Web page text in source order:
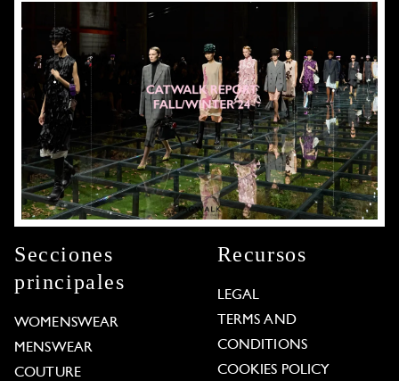
Secciones
principales
WOMENSWEAR
MENSWEAR
COUTURE
Recursos
LEGAL
TERMS AND
CONDITIONS
COOKIES POLICY